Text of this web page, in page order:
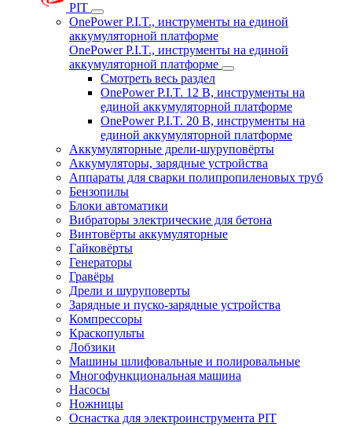
PIT
OnePower P.I.T., инструменты на единой
аккумуляторной платформе
OnePower P.I.T., инструменты на единой
аккумуляторной платформе
Смотреть весь раздел
OnePower P.I.T. 12 В, инструменты на
единой аккумуляторной платформе
OnePower P.I.T. 20 В, инструменты на
единой аккумуляторной платформе
Аккумуляторные дрели-шуруповёрты
Аккумуляторы, зарядные устройства
Аппараты для сварки полипропиленовых труб
Бензопилы
Блоки автоматики
Вибраторы электрические для бетона
Винтовёрты аккумуляторные
Гайковёрты
Генераторы
Гравёры
Дрели и шуруповерты
Зарядные и пуско-зарядные устройства
Компрессоры
Краскопульты
Лобзики
Машины шлифовальные и полировальные
Многофункциональная машина
Насосы
Ножницы
Оснастка для электроинструмента PIT